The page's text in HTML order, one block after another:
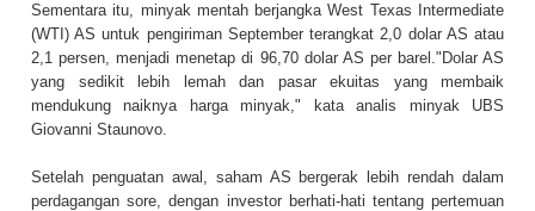
Sementara itu, minyak mentah berjangka West Texas Intermediate
(WTI) AS untuk pengiriman September terangkat 2,0 dolar AS atau
2,1 persen, menjadi menetap di 96,70 dolar AS per barel."Dolar AS
yang sedikit lebih lemah dan pasar ekuitas yang membaik
mendukung naiknya harga minyak," kata analis minyak UBS
Giovanni Staunovo.
Setelah penguatan awal, saham AS bergerak lebih rendah dalam
perdagangan sore, dengan investor berhati-hati tentang pertemuan